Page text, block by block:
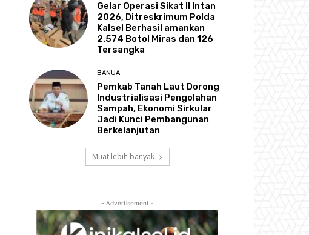
Gelar Operasi Sikat II Intan
2026, Ditreskrimum Polda
Kalsel Berhasil amankan
2.574 Botol Miras dan 126
Tersangka
BANUA
Pemkab Tanah Laut Dorong
Industrialisasi Pengolahan
Sampah, Ekonomi Sirkular
Jadi Kunci Pembangunan
Berkelanjutan
Muat lebih banyak
- Advertisement -